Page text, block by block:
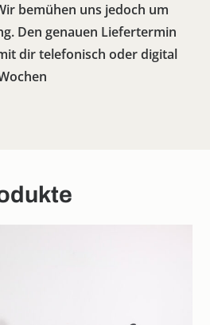
bemühen uns jedoch um
Den genauen Liefertermin
dir telefonisch oder digital